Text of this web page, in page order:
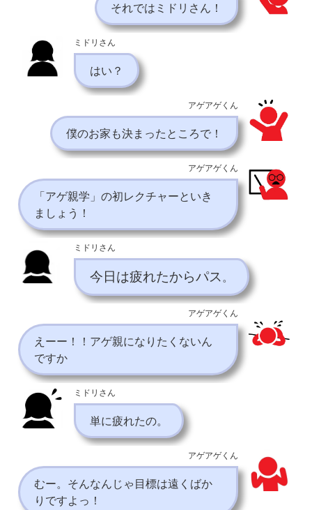
それではミドリさん！
ミドリさん
はい？
アゲアゲくん
僕のお家も決まったところで！
アゲアゲくん
「アゲ親学」の初レクチャーといき
ましょう！
ミドリさん
今日は疲れたからパス。
アゲアゲくん
えーー！！アゲ親になりたくないん
ですか
ミドリさん
単に疲れたの。
アゲアゲくん
むー。そんなんじゃ目標は遠くばか
りですよっ！